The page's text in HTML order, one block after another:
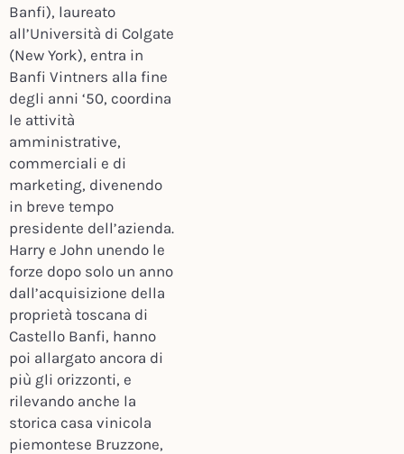
Banfi), laureato
all’Università di Colgate
(New York), entra in
Banfi Vintners alla fine
degli anni ‘50, coordina
le attività
amministrative,
commerciali e di
marketing, divenendo
in breve tempo
presidente dell’azienda.
Harry e John unendo le
forze dopo solo un anno
dall’acquisizione della
proprietà toscana di
Castello Banfi, hanno
poi allargato ancora di
più gli orizzonti, e
rilevando anche la
storica casa vinicola
piemontese Bruzzone,